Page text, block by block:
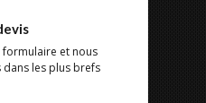
et nous
les plus brefs